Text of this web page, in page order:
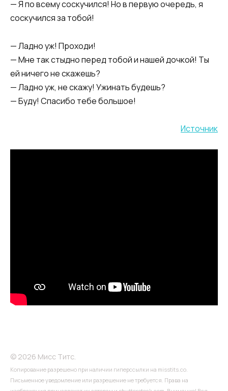
— Я по всему соскучился! Но в первую очередь, я
соскучился за тобой!
— Ладно уж! Проходи!
— Мне так стыдно перед тобой и нашей дочкой! Ты
ей ничего не скажешь?
— Ладно уж, не скажу! Ужинать будешь?
— Буду! Спасибо тебе большое!
Источник
© 2026 Мисс Титс.
Копирование разрешено при наличии гиперссылки на misstits.co.
Письменное уведомление или разрешение не требуется. Права на